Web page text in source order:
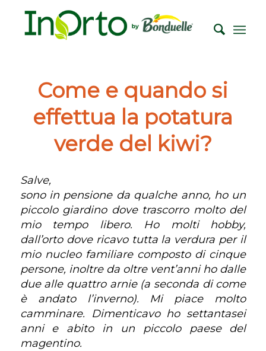
Come e quando si
effettua la potatura
verde del kiwi?
Salve,
sono in pensione da qualche anno, ho un
piccolo giardino dove trascorro molto del
mio tempo libero. Ho molti hobby,
dall’orto dove ricavo tutta la verdura per il
mio nucleo familiare composto di cinque
persone, inoltre da oltre vent’anni ho dalle
due alle quattro arnie (a seconda di come
è andato l’inverno). Mi piace molto
camminare. Dimenticavo ho settantasei
anni e abito in un piccolo paese del
magentino.